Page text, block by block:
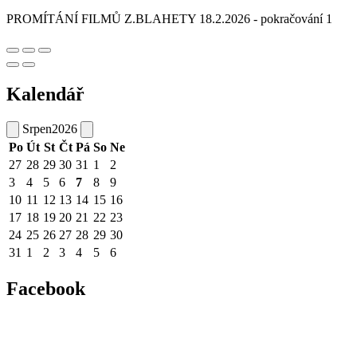
PROMÍTÁNÍ FILMŮ Z.BLAHETY 18.2.2026 - pokračování 1
Kalendář
Srpen2026
Po Út St Čt Pá So Ne
27 28 29 30 31 1
2
3
4 5 6 7 8
9
10 11 12 13 14 15 16
17 18 19 20 21 22 23
24 25 26 27 28 29 30
31 1 2 3 4 5 6
Facebook